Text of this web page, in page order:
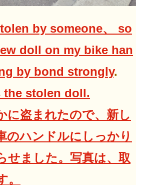
by someone、 so
doll on my bike han
by bond strongly.
the stolen doll.
に盗まれたので、新し
のハンドルにしっかり
せました。写真は、取
。